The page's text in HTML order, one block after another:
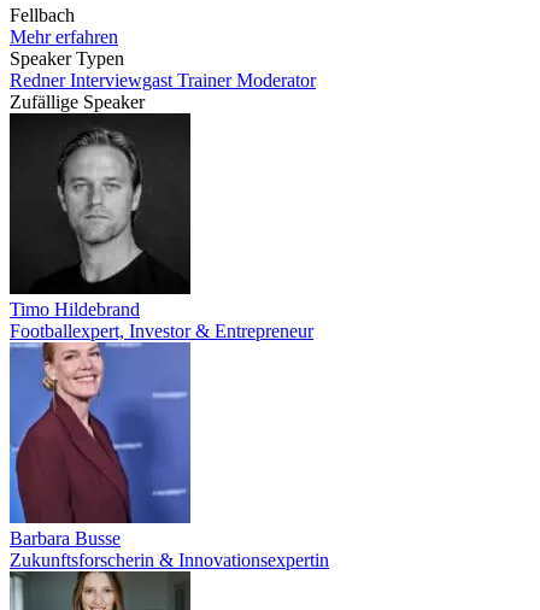
Fellbach
Mehr erfahren
Speaker Typen
RednerInterviewgast TrainerModerator
Zufällige Speaker
Timo Hildebrand
Footballexpert, Investor & Entrepreneur
Barbara Busse
Zukunftsforscherin & Innovationsexpertin